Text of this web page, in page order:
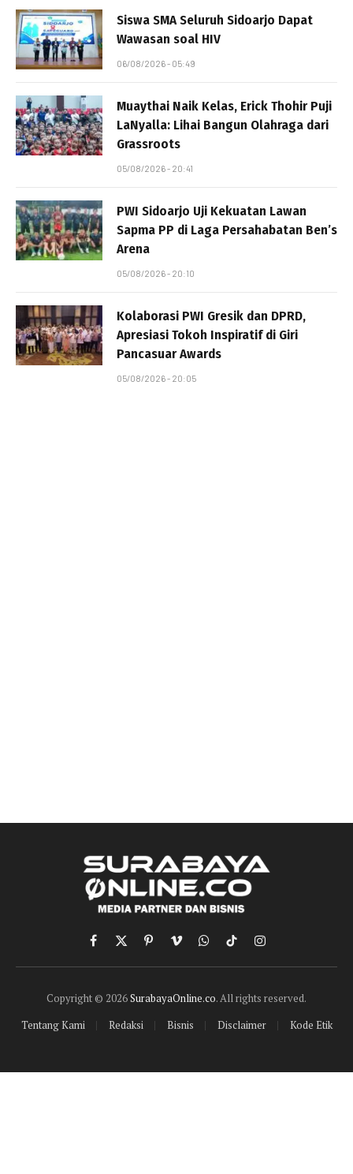
Siswa SMA Seluruh Sidoarjo Dapat
Wawasan soal HIV
06/08/2026 - 05:49
Muaythai Naik Kelas, Erick Thohir Puji
LaNyalla: Lihai Bangun Olahraga dari
Grassroots
05/08/2026 - 20:41
PWI Sidoarjo Uji Kekuatan Lawan
Sapma PP di Laga Persahabatan Ben’s
Arena
05/08/2026 - 20:10
Kolaborasi PWI Gresik dan DPRD,
Apresiasi Tokoh Inspiratif di Giri
Pancasuar Awards
05/08/2026 - 20:05
Facebook
X
(Twitter)
PinterestVimeoWhatsApp
TikTokInstagram
Copyright © 2026SurabayaOnline.co. All rights reserved.
Tentang Kami
Redaksi Bisnis Disclaimer Kode Etik